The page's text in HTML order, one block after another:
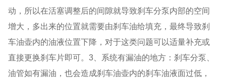
动，所以在活塞调整后的间隙就导致刹车分泵内部的空间
增大，多出来的位置就需要由刹车油给填充，最终导致刹
车油壶内的油液位置下降，对于这类问题可以适量补充或
直接更换刹车片即可。3、系统有漏油的地方：刹车分泵、
油管如有漏油，也会造成刹车油壶内的刹车油液面过低，